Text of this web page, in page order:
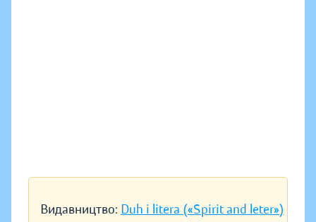
Видавництво: Duh i litera («Spirit and leter»)